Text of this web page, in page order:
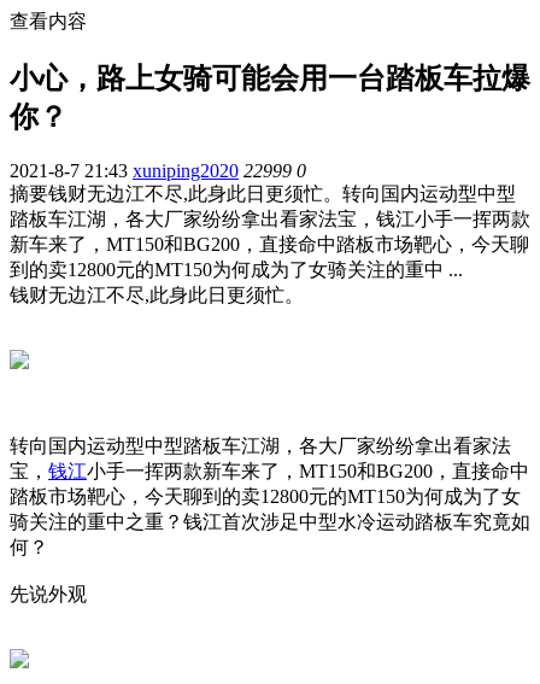
查看内容
小心，路上女骑可能会用一台踏板车拉爆
你？
2021-8-7 21:43 xuniping2020 22999 0
摘要钱财无边江不尽,此身此日更须忙。转向国内运动型中型
踏板车江湖，各大厂家纷纷拿出看家法宝，钱江小手一挥两款
新车来了，MT150和BG200，直接命中踏板市场靶心，今天聊
到的卖12800元的MT150为何成为了女骑关注的重中 ...
钱财无边江不尽,此身此日更须忙。
转向国内运动型中型踏板车江湖，各大厂家纷纷拿出看家法
宝， 钱江小手一挥两款新车来了，MT150和BG200，直接命中
踏板市场靶心，今天聊到的卖12800元的MT150为何成为了女
骑关注的重中之重？钱江首次涉足中型水冷运动踏板车究竟如
何？
先说外观